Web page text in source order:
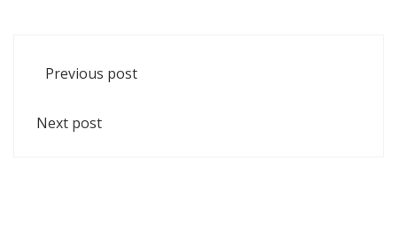
Previous post
Next post